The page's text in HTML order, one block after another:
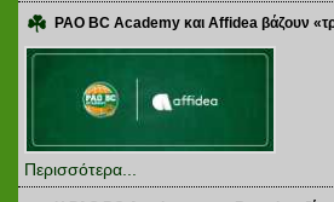
PAO BC Academy και Affidea βάζουν
Περισσότερα...